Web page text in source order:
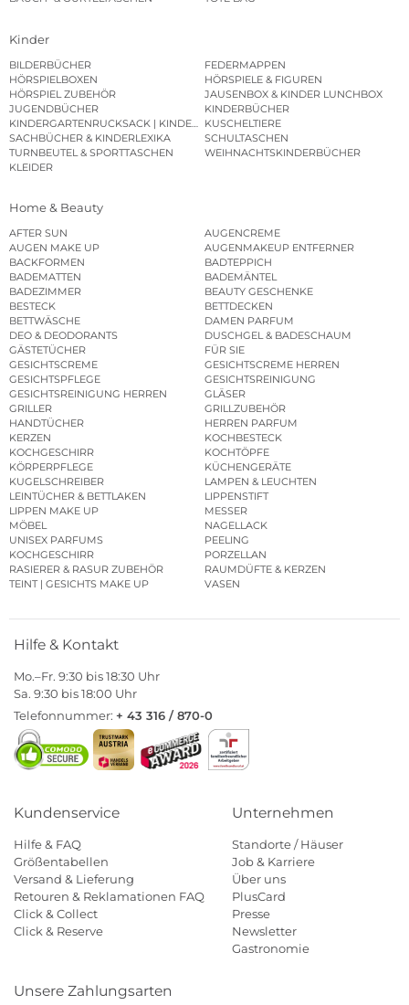
Kinder
BILDERBÜCHER
FEDERMAPPEN
HÖRSPIELBOXEN
HÖRSPIELE & FIGUREN
HÖRSPIEL ZUBEHÖR
JAUSENBOX & KINDER LUNCHBOX
JUGENDBÜCHER
KINDERBÜCHER
KINDERGARTENRUCKSACK | KINDERGARTENBEUTEL
KUSCHELTIERE
SACHBÜCHER & KINDERLEXIKA
SCHULTASCHEN
TURNBEUTEL & SPORTTASCHEN
WEIHNACHTSKINDERBÜCHER
KLEIDER
Home & Beauty
AFTER SUN
AUGENCREME
AUGEN MAKE UP
AUGENMAKEUP ENTFERNER
BACKFORMEN
BADTEPPICH
BADEMATTEN
BADEMÄNTEL
BADEZIMMER
BEAUTY GESCHENKE
BESTECK
BETTDECKEN
BETTWÄSCHE
DAMEN PARFUM
DEO & DEODORANTS
DUSCHGEL & BADESCHAUM
GÄSTETÜCHER
FÜR SIE
GESICHTSCREME
GESICHTSCREME HERREN
GESICHTSPFLEGE
GESICHTSREINIGUNG
GESICHTSREINIGUNG HERREN
GLÄSER
GRILLER
GRILLZUBEHÖR
HANDTÜCHER
HERREN PARFUM
KERZEN
KOCHBESTECK
KOCHGESCHIRR
KOCHTÖPFE
KÖRPERPFLEGE
KÜCHENGERÄTE
KUGELSCHREIBER
LAMPEN & LEUCHTEN
LEINTÜCHER & BETTLAKEN
LIPPENSTIFT
LIPPEN MAKE UP
MESSER
MÖBEL
NAGELLACK
UNISEX PARFUMS
PEELING
KOCHGESCHIRR
PORZELLAN
RASIERER & RASUR ZUBEHÖR
RAUMDÜFTE & KERZEN
TEINT | GESICHTS MAKE UP
VASEN
Hilfe & Kontakt
Mo.–Fr. 9:30 bis 18:30 Uhr
Sa. 9:30 bis 18:00 Uhr
Telefonnummer: + 43 316 / 870-0
Kundenservice
Hilfe & FAQ
Größentabellen
Versand & Lieferung
Retouren & Reklamationen FAQ
Click & Collect
Click & Reserve
Unternehmen
Standorte / Häuser
Job & Karriere
Über uns
PlusCard
Presse
Newsletter
Gastronomie
Unsere Zahlungsarten